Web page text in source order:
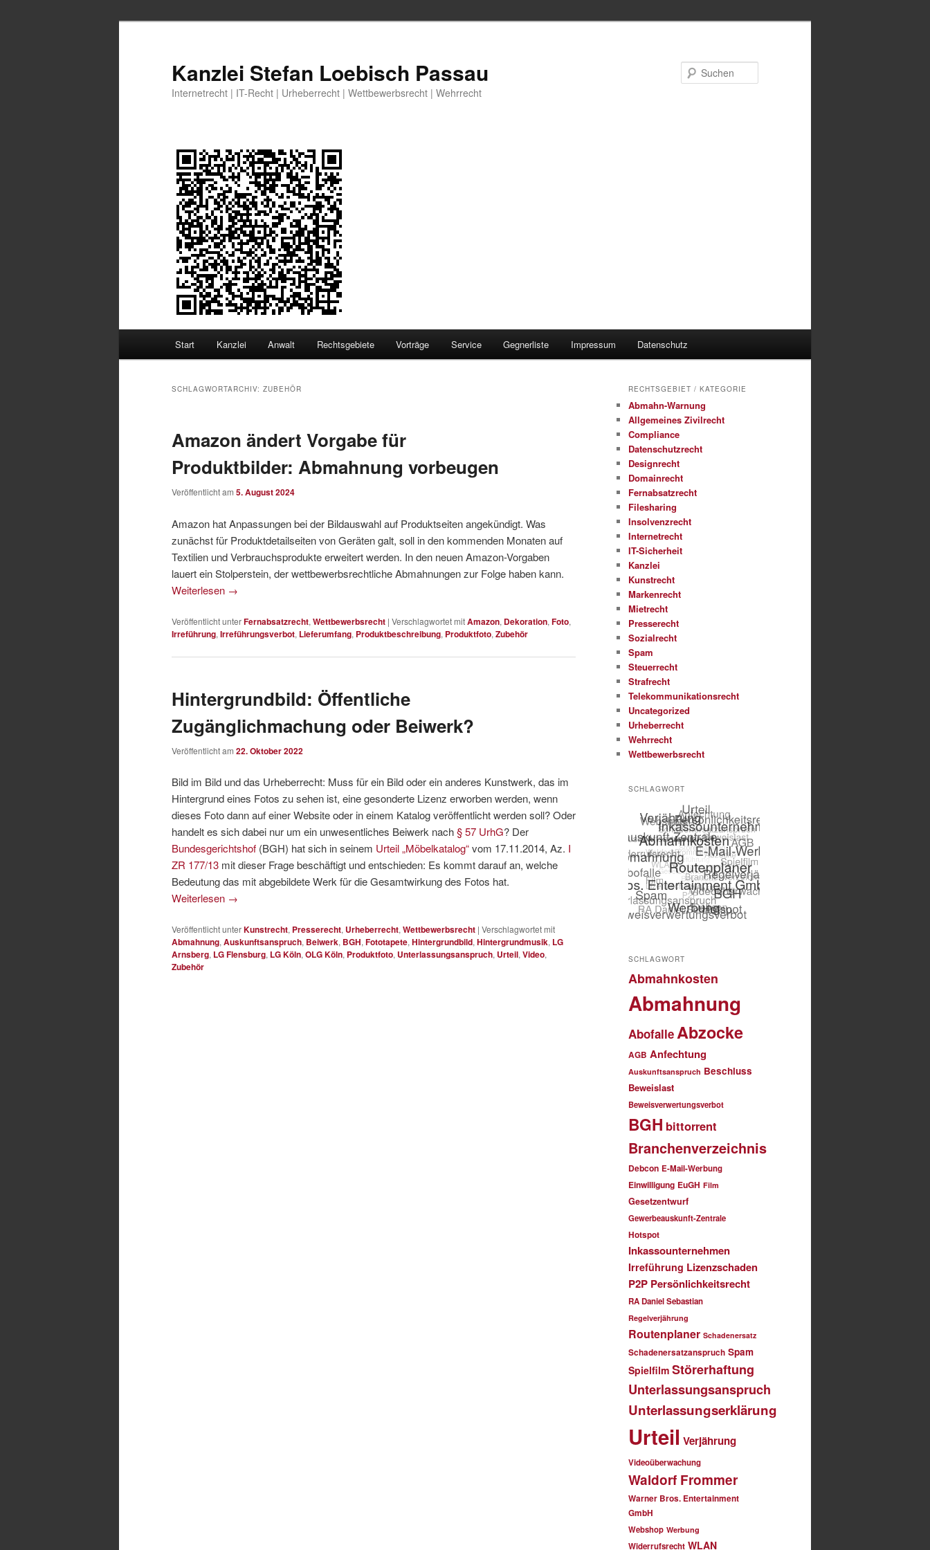
Kanzlei Stefan Loebisch Passau
Internetrecht | IT-Recht | Urheberrecht | Wettbewerbsrecht | Wehrrecht
Start Kanzlei Anwalt Rechtsgebiete Vorträge Service Gegnerliste Impressum Datenschutz
SCHLAGWORTARCHIV: ZUBEHÖR
Amazon ändert Vorgabe für
Produktbilder: Abmahnung vorbeugen
Veröffentlicht am 5. August 2024
Amazon hat Anpassungen bei der Bildauswahl auf Produktseiten angekündigt. Was
zunächst für Produktdetailseiten von Geräten galt, soll in den kommenden Monaten auf
Textilien und Verbrauchsprodukte erweitert werden. In den neuen Amazon-Vorgaben
lauert ein Stolperstein, der wettbewerbsrechtliche Abmahnungen zur Folge haben kann.
Weiterlesen →
Veröffentlicht unterFernabsatzrecht, Wettbewerbsrecht | Verschlagwortet mitAmazon, Dekoration, Foto,
Irreführung, Irreführungsverbot, Lieferumfang, Produktbeschreibung, Produktfoto, Zubehör
Hintergrundbild: Öffentliche
Zugänglichmachung oder Beiwerk?
Veröffentlicht am 22. Oktober 2022
Bild im Bild und das Urheberrecht: Muss für ein Bild oder ein anderes Kunstwerk, das im
Hintergrund eines Fotos zu sehen ist, eine gesonderte Lizenz erworben werden, wenn
dieses Foto dann auf einer Website oder in einem Katalog veröffentlicht werden soll? Oder
handelt es sich dabei nur um ein unwesentliches Beiwerk nach§ 57 UrhG? Der
Bundesgerichtshof (BGH) hat sich in seinem Urteil „Möbelkatalog“vom 17.11.2014, Az. I
ZR 177/13 mit dieser Frage beschäftigt und entschieden: Es kommt darauf an, welche
Bedeutung das mit abgebildete Werk für die Gesamtwirkung des Fotos hat.
Weiterlesen →
Veröffentlicht unterKunstrecht, Presserecht, Urheberrecht, Wettbewerbsrecht | Verschlagwortet mit
Abmahnung, Auskunftsanspruch, Beiwerk, BGH, Fototapete, Hintergrundbild, Hintergrundmusik, LG
Arnsberg, LG Flensburg, LG Köln, OLG Köln, Produktfoto, Unterlassungsanspruch, Urteil, Video,
Zubehör
RECHTSGEBIET / KATEGORIE
Abmahn-Warnung
Allgemeines Zivilrecht
Compliance
Datenschutzrecht
Designrecht
Domainrecht
Fernabsatzrecht
Filesharing
Insolvenzrecht
Internetrecht
IT-Sicherheit
Kanzlei
Kunstrecht
Markenrecht
Mietrecht
Presserecht
Sozialrecht
Spam
Steuerrecht
Strafrecht
Telekommunikationsrecht
Uncategorized
Urheberrecht
Wehrrecht
Wettbewerbsrecht
SCHLAGWORT
SCHLAGWORT
Abmahnkosten
Abmahnung
AbofalleAbzocke
AGB Anfechtung
Auskunftsanspruch Beschluss
Beweislast
Beweisverwertungsverbot
BGH bittorrent
Branchenverzeichnis
Debcon E-Mail-Werbung
Einwilligung EuGH Film
Gesetzentwurf
Gewerbeauskunft-Zentrale
Hotspot
Inkassounternehmen
Irreführung Lizenzschaden
P2P Persönlichkeitsrecht
RA Daniel Sebastian
Regelverjährung
Routenplaner Schadenersatz
Schadenersatzanspruch Spam
Spielfilm Störerhaftung
Unterlassungsanspruch
Unterlassungserklärung
Urteil Verjährung
Videoüberwachung
Waldorf Frommer
Warner Bros. Entertainment
GmbH
Webshop Werbung
Widerrufsrecht WLAN